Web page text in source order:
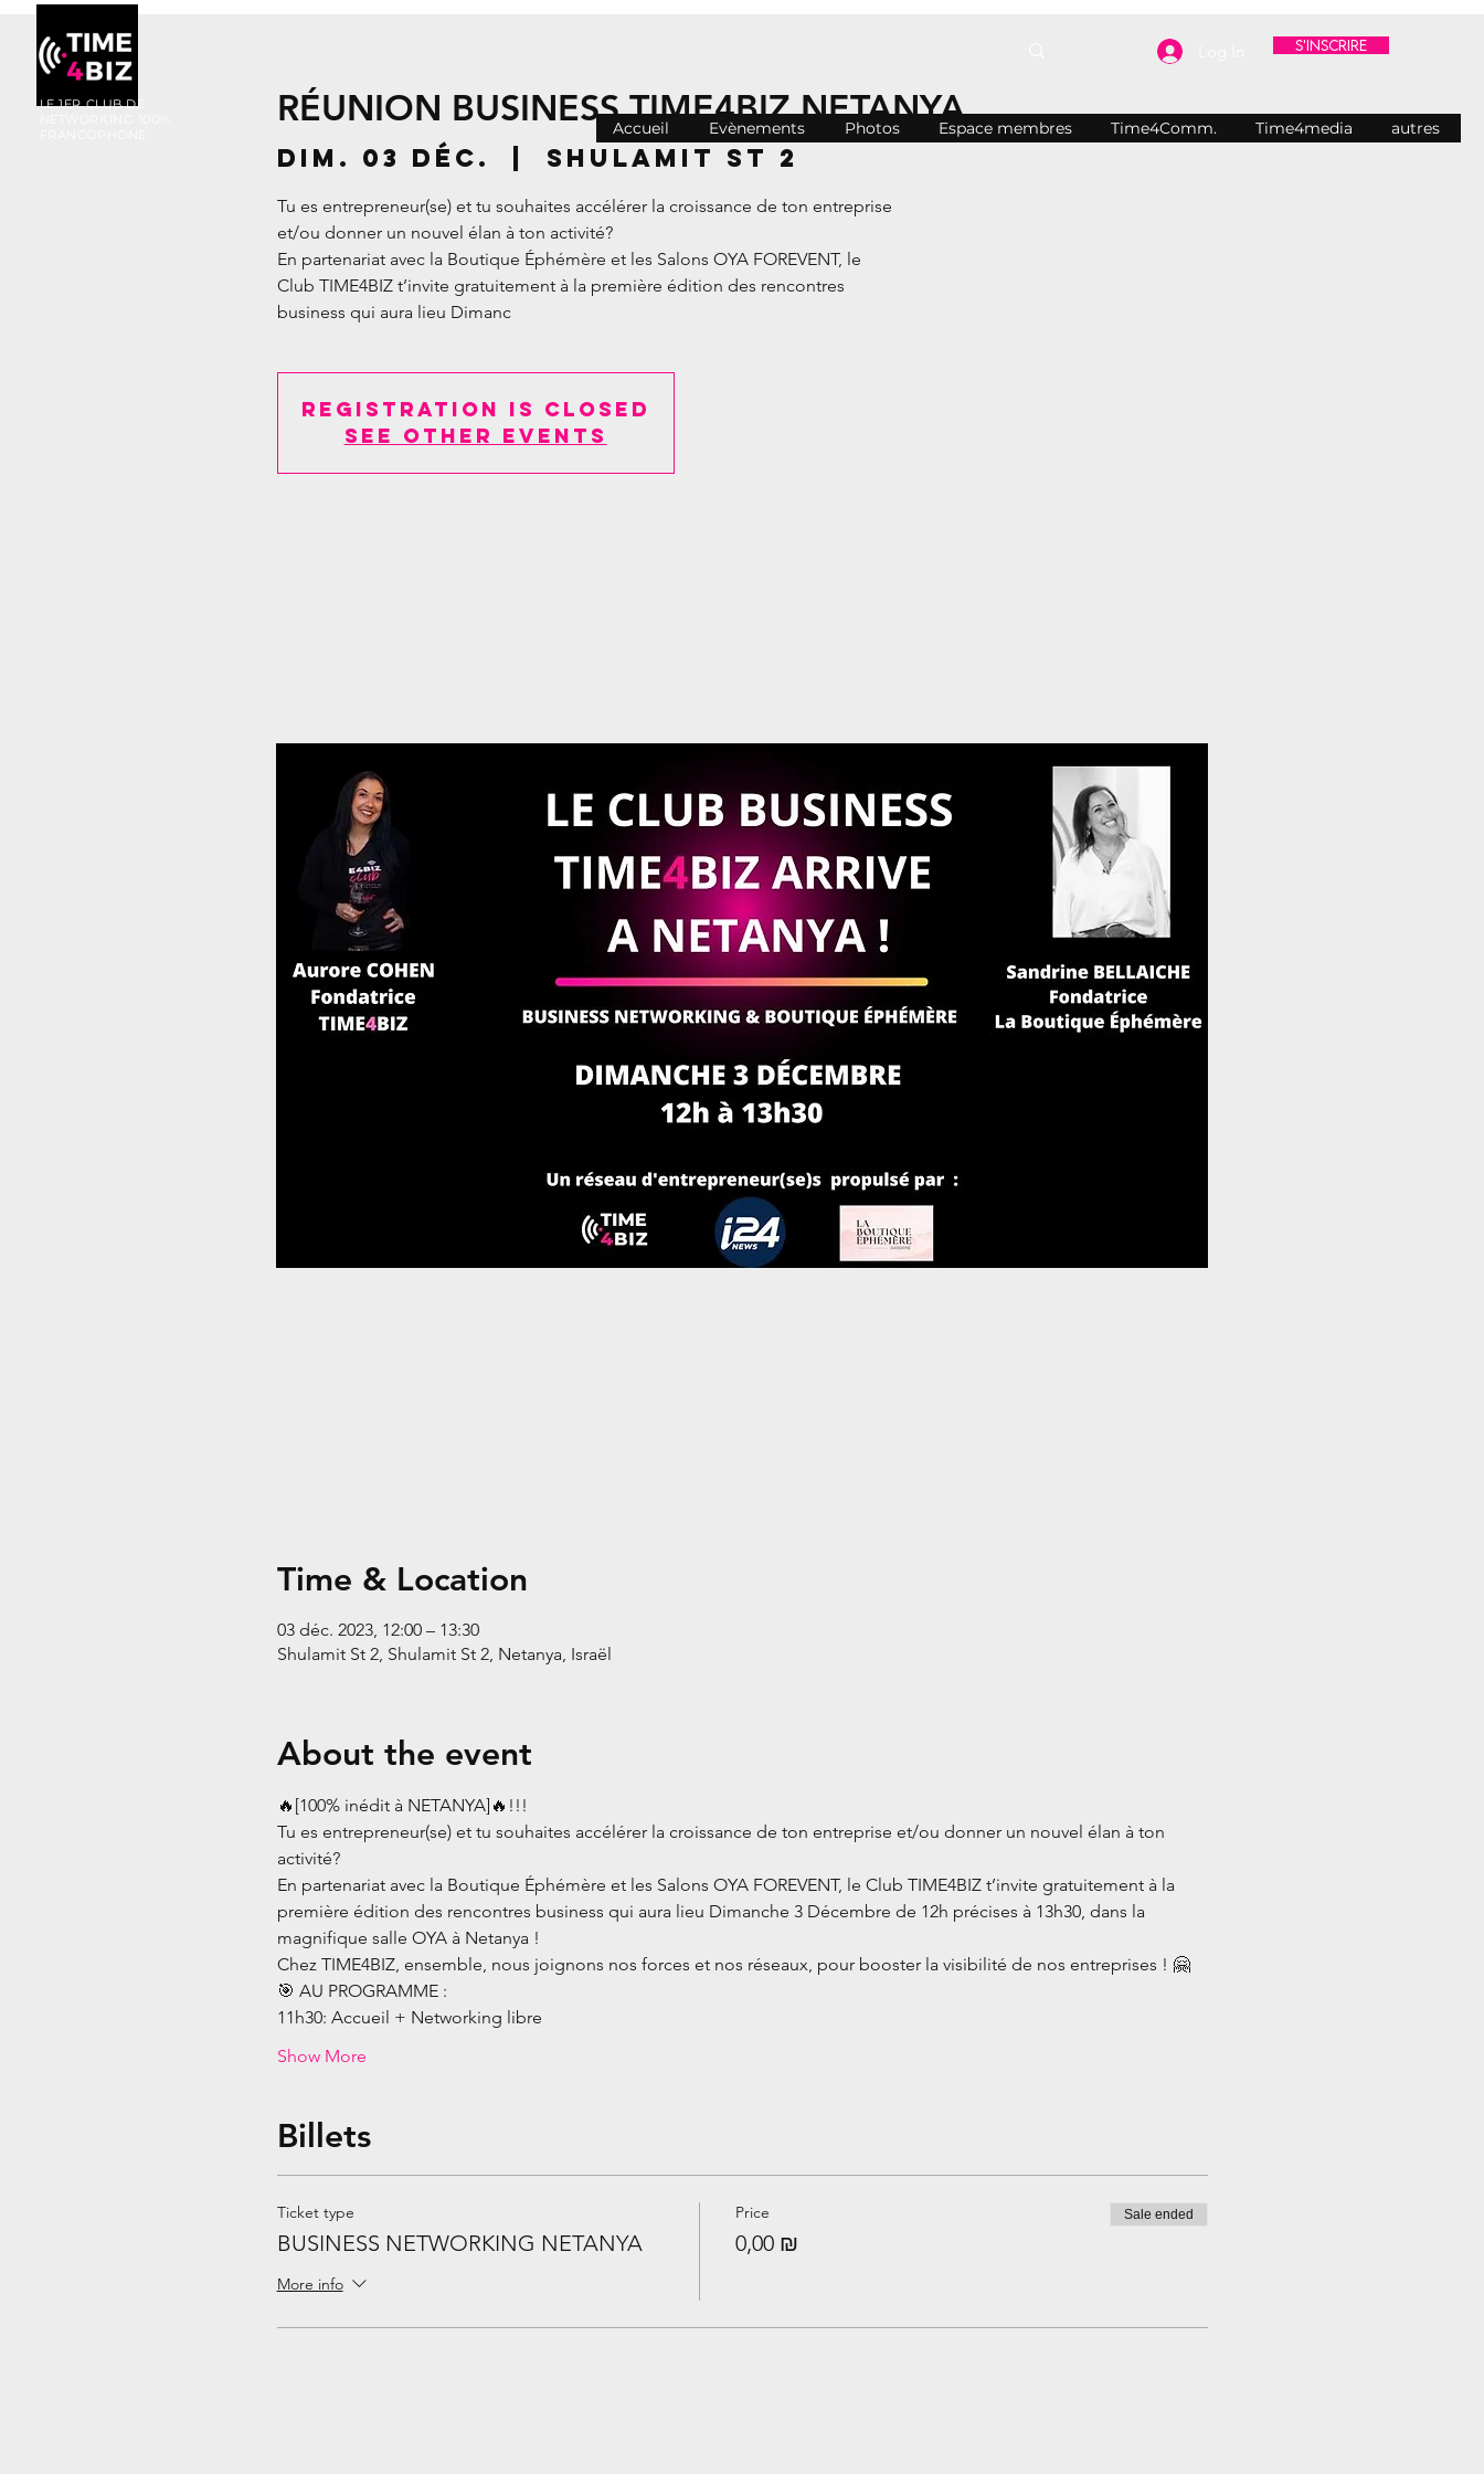
LE 1ER CLUB DE
S'inscrire
Accueil Evènements Photos Espace membres Time4Comm. Time4media autres
RÉUNION BUSINESS TIME4BIZ NETANYA
dim. 03 déc. Shulamit St 2
Tu es entrepreneur(se) et tu souhaites accélérer la croissance de ton entreprise
et/ou donner un nouvel élan à ton activité?
En partenariat avec la Boutique Éphémère et les Salons OYA FOREVENT, le
Club TIME4BIZ t’invite gratuitement à la première édition des rencontres
business qui aura lieu Dimanc
Registration is closed
See other events
Time & Location
03 déc. 2023, 12:00 – 13:30
Shulamit St 2, Shulamit St 2, Netanya, Israël
About the event
🔥[100% inédit à NETANYA]🔥!!!
Tu es entrepreneur(se) et tu souhaites accélérer la croissance de ton entreprise et/ou donner un nouvel élan à ton
activité?
En partenariat avec la Boutique Éphémère et les Salons OYA FOREVENT, le Club TIME4BIZ t’invite gratuitement à la
première édition des rencontres business qui aura lieu Dimanche 3 Décembre de 12h précises à 13h30, dans la
magnifique salle OYA à Netanya !
Chez TIME4BIZ, ensemble, nous joignons nos forces et nos réseaux, pour booster la visibilité de nos entreprises ! 🤗
🎯 AU PROGRAMME :
11h30: Accueil + Networking libre
Show More
Billets
Ticket type
BUSINESS NETWORKING NETANYA
More info
Price
0,00 ₪
Sale ended